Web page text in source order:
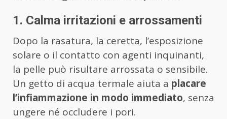
1. Calma irritazioni e arrossamenti
Dopo la rasatura, la ceretta, l’esposizione
solare o il contatto con agenti inquinanti,
la pelle può risultare arrossata o sensibile.
Un getto di acqua termale aiuta a placare
l’infiammazione in modo immediato, senza
ungere né occludere i pori.